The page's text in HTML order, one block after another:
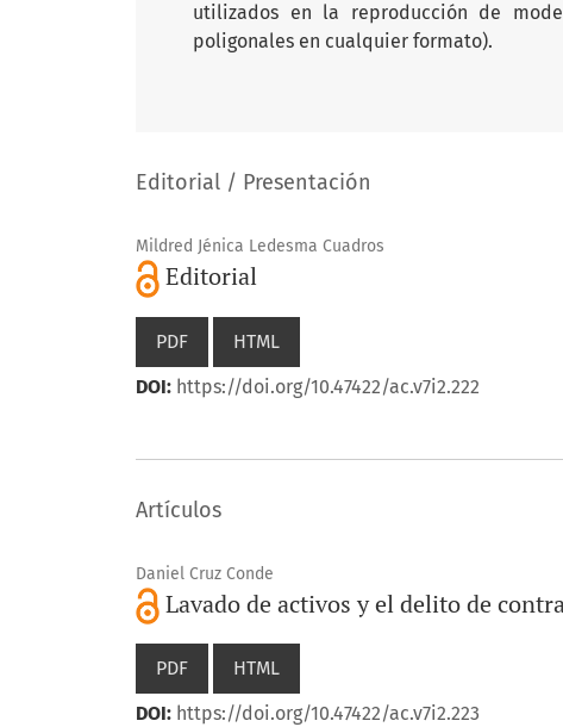
utilizados en la reproducción de
poligonales en cualquier formato).
Editorial / Presentación
Mildred Jénica Ledesma Cuadros
Editorial
PDF
HTML
DOI: https://doi.org/10.47422/ac.v7i2.222
Artículos
Daniel Cruz Conde
Lavado de activos y el delito de
PDF
HTML
DOI: https://doi.org/10.47422/ac.v7i2.223